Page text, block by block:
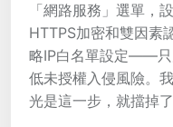
「網路服務」選單，
HTTPS加密和雙因素
略IP白名單設定——只
低未授權入侵風險。
光是這一步，就擋掉